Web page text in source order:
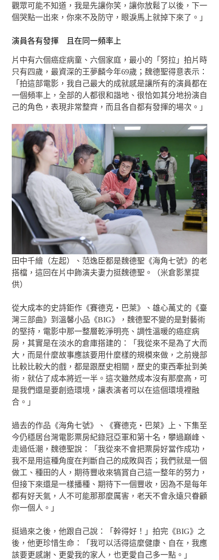
觀眾可能不知道，我是先讓你笑，讓你放鬆了以後，下一
個哭點一出來，你來不及防守，眼淚馬上就掉下來了。」
演員各有發揮 且在同一頻率上
片中有六個癌症病童、六個家庭，最小的「努拉」拍片時
只有四歲，最資深的王夢麟今年69歲；魏德聖得意表示：
「拍這部電影，我自己最大的成就感是讓所有的演員都在
一個頻率上，全部的人都很和諧地、很恰如其分地扮演自
己的角色，表現非常整齊，而且各自都有發揮的場次。」
田中千繪（左起）、范逸臣都是魏德聖《海角七號》的老
搭檔，這回在片中飾演夫妻力挺魏德聖。（米倉影業提
供）
從大成本的史詩鉅作《賽德克・巴萊》、雄心萬丈的《臺
灣三部曲》到溫馨小品《BIG》，魏德聖不變的是對藝術
的堅持，電影中那一整層乾淨明亮、調性溫暖的癌症病
房，其實是在淡水的倉庫搭建的：「我從來不是為了大而
大，而是什麼故事應該要用什麼樣的規模來做，之前幾部
比較比較大的戲，都是跟歷史相關，歷史的東西牽扯到美
術，就佔了成本將近一半。這次雖然成本沒有那麼高，可
是我們還是要創造環境，讓表演者可以在這個環境裡融
合。」
過去的作品《海角七號》、《賽德克・巴萊》上、下集至
今仍穩居台灣電影票房紀錄冠亞軍和第十名，攀過巔峰、
走過低潮，魏德聖說：「我從來不會把票房好當作成功，
我不是用這種角度在判斷自己的成敗與否；我們就是一個
做工、種田的人，期待豐收來犒賞自己這一整年的努力，
但接下來還是一樣播種、期待下一個豐收，因為不是每年
都有好天氣，人不可能那那麼厲害，老天不會永遠只眷顧
你一個人。」
挺過來之後，他跟自己說：「幹得好！」拍完《BIG》之
後，他更珍惜生命：「我可以活得這麼健康、自在，我應
該要更感謝、更愛我的家人，也更愛自己多一點。」